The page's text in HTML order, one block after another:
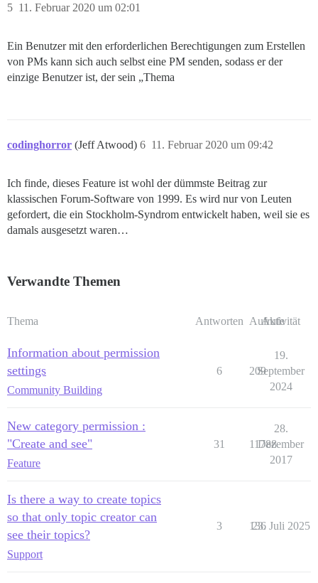
11. Februar 2020 um 02:01
5
Ein Benutzer mit den erforderlichen Berechtigungen zum Erstellen
von PMs kann sich auch selbst eine PM senden, sodass er der
einzige Benutzer ist, der sein „Thema
codinghorror (Jeff Atwood) 11. Februar 2020 um 09:42
6
Ich finde, dieses Feature ist wohl der dümmste Beitrag zur
klassischen Forum-Software von 1999. Es wird nur von Leuten
gefordert, die ein Stockholm-Syndrom entwickelt haben, weil sie es
damals ausgesetzt waren…
Verwandte Themen
Thema Antworten Aufrufe
Aktivität
Information about permission
settings
Community Building
6 209
19.
September
2024
New category permission :
"Create and see"
Feature
31 11788
28.
Dezember
2017
Is there a way to create topics
so that only topic creator can
see their topics?
Support
3 136
23. Juli 2025